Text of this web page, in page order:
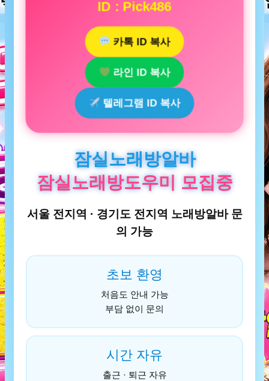
ID : Pick486
카톡 ID 복사
라인 ID 복사
텔레그램 ID 복사
잠실노래방알바
잠실노래방도우미 모집중
서울 전지역 · 경기도 전지역 노래방알바 문
의 가능
초보 환영
처음도 안내 가능
부담 없이 문의
시간 자유
출근 · 퇴근 자유